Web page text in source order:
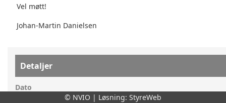
Vel møtt!
Johan-Martin Danielsen
Detaljer
Dato
søndag 06. juli 2025© NVIO | Løsning: StyreWeb